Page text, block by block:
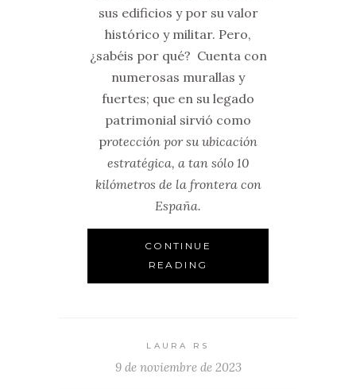
sus edificios y por su valor
histórico y militar. Pero,
¿sabéis por qué? Cuenta con
numerosas murallas y
fuertes; que en su legado
patrimonial sirvió como
protección por su ubicación
estratégica, a tan sólo 10
kilómetros de la frontera con
España.
CONTINUE
READING
LAURA RS
9 de noviembre de 2023